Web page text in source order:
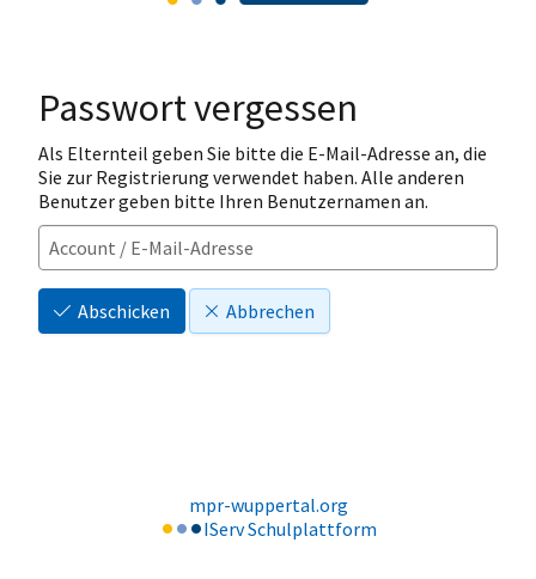
Passwort vergessen
Als Elternteil geben Sie bitte die E-Mail-Adresse an, die
Sie zur Registrierung verwendet haben. Alle anderen
Benutzer geben bitte Ihren Benutzernamen an.
Abschicken Abbrechen
mpr-wuppertal.org
IServ Schulplattform